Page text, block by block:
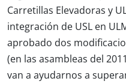
Carretillas Elevadoras y
integración de USL en
aprobado dos
(en las asambleas del
van a ayudarnos a